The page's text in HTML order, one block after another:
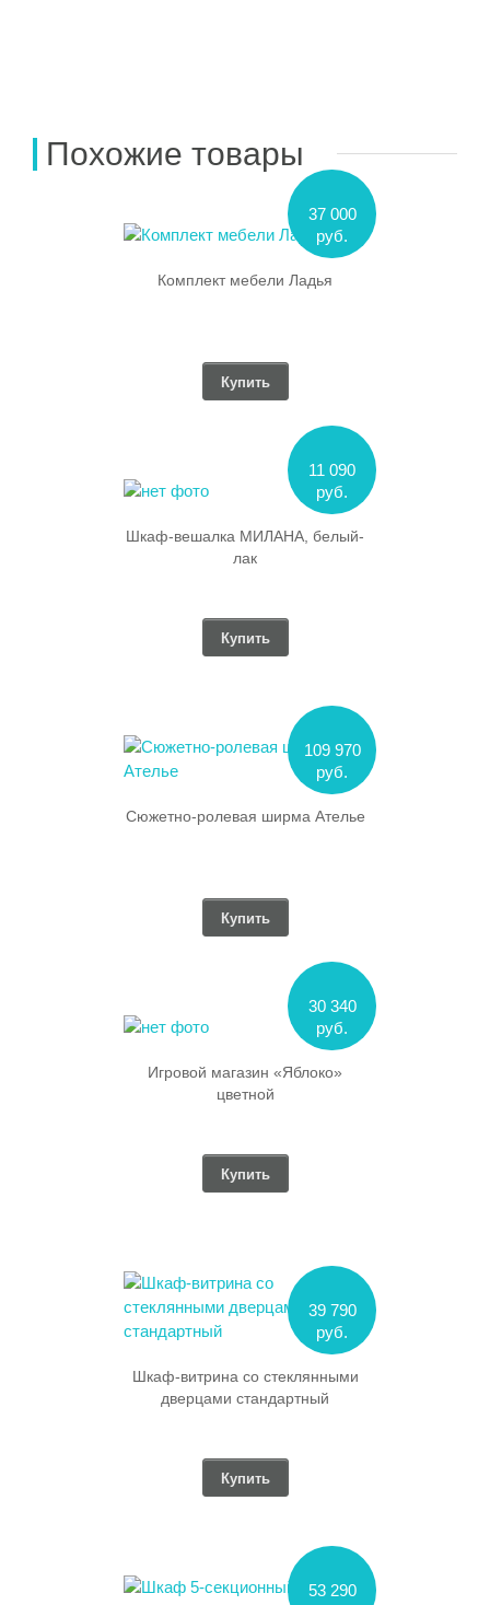
Похожие товары
37 000
руб.
Комплект мебели Ладья
Купить
11 090
руб.
Шкаф-вешалка МИЛАНА, белый-
лак
Купить
109 970
руб.
Сюжетно-ролевая ширма Ателье
Купить
30 340
руб.
Игровой магазин «Яблоко»
цветной
Купить
39 790
руб.
Шкаф-витрина со стеклянными
дверцами стандартный
Купить
53 290